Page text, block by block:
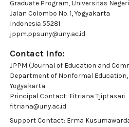
Graduate Program, Universitas
Jalan Colombo No. 1, Yogyakarta
Indonesia 55281
jppm.ppsuny@uny.ac.id
Contact Info:
JPPM (Journal of Education and
Department of Nonformal Education,
Yogyakarta
Principal Contact: Fitriana Tjiptasari
fitriana@uny.ac.id
Support Contact: Erma